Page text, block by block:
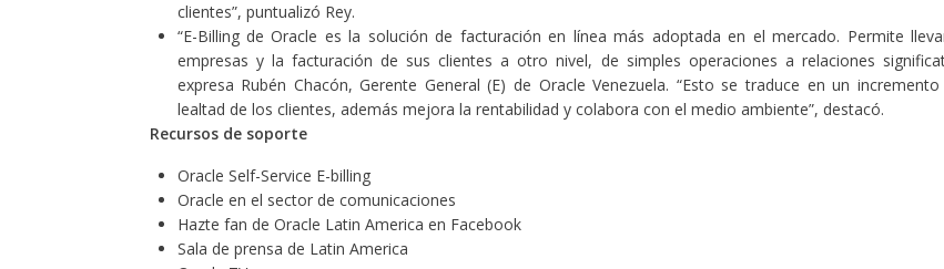
clientes”, puntualizó Rey.
“E-Billing de Oracle es la solución de facturación en línea más adoptada en el mercado. Permite
empresas y la facturación de sus clientes a otro nivel, de simples operaciones a relaciones
expresa Rubén Chacón, Gerente General (E) de Oracle Venezuela. “Esto se traduce en un
lealtad de los clientes, además mejora la rentabilidad y colabora con el medio ambiente”, destacó.
Recursos de soporte
Oracle Self-Service E-billing
Oracle en el sector de comunicaciones
Hazte fan de Oracle Latin America en Facebook
Sala de prensa de Latin America